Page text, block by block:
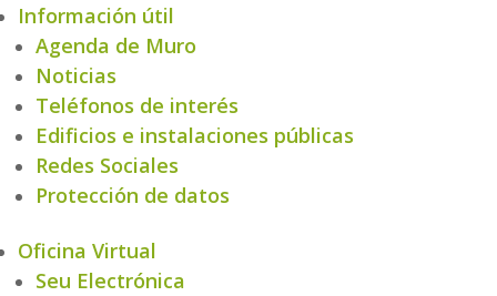
Información útil
Agenda de Muro
Noticias
Teléfonos de interés
Edificios e instalaciones públicas
Redes Sociales
Protección de datos
Oficina Virtual
Seu Electrónica